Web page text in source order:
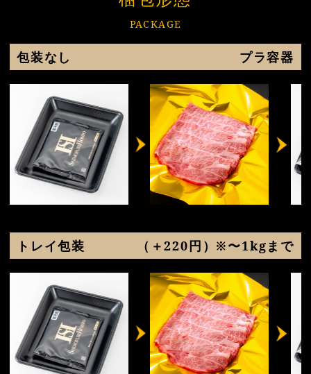
PACKAGE
包装なし プラ容器
トレイ包装 （＋220円）※〜1kgまで